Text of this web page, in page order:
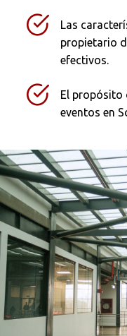
Las
propietario
efectivos.
El propósito
eventos en